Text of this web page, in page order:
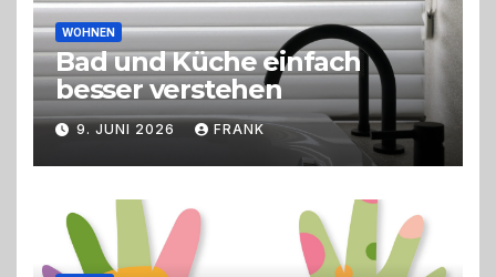
WOHNEN
Bad und Küche einfach
besser verstehen
9. JUNI 2026 FRANK